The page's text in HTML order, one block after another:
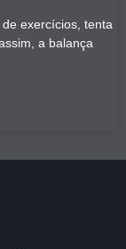
exercícios, tenta
a balança